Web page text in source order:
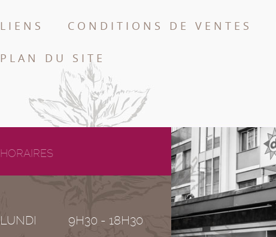
LIENS CONDITIONS DE VENTES
PLAN DU SITE
HORAIRES
LUNDI 9H30 - 18H30